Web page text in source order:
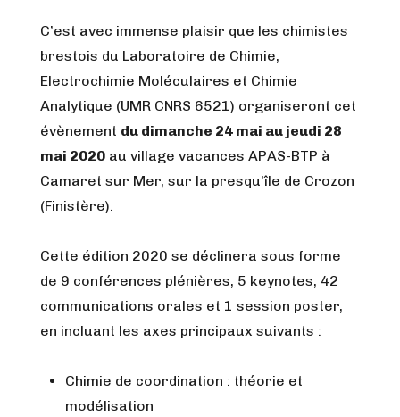
C’est avec immense plaisir que les chimistes
brestois du Laboratoire de Chimie,
Electrochimie Moléculaires et Chimie
Analytique (UMR CNRS 6521) organiseront cet
évènement du dimanche 24 mai au jeudi 28
mai 2020 au village vacances APAS-BTP à
Camaret sur Mer, sur la presqu’île de Crozon
(Finistère).
Cette édition 2020 se déclinera sous forme
de 9 conférences plénières, 5 keynotes, 42
communications orales et 1 session poster,
en incluant les axes principaux suivants :
Chimie de coordination : théorie et
modélisation